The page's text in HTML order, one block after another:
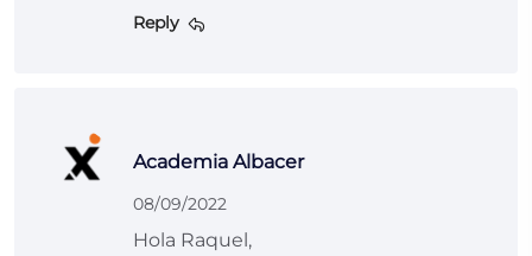
Reply
Academia Albacer
08/09/2022
Hola Raquel,